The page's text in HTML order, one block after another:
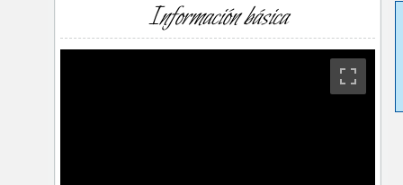
Información básica